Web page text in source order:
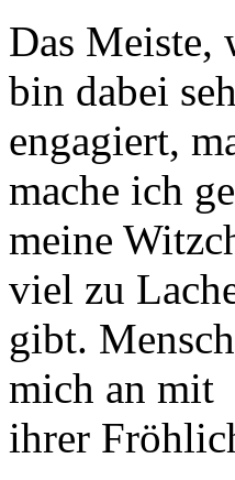
Das Meiste,
bin dabei
engagiert,
mache ich
meine
viel zu
gibt.
mich an mit
ihrer